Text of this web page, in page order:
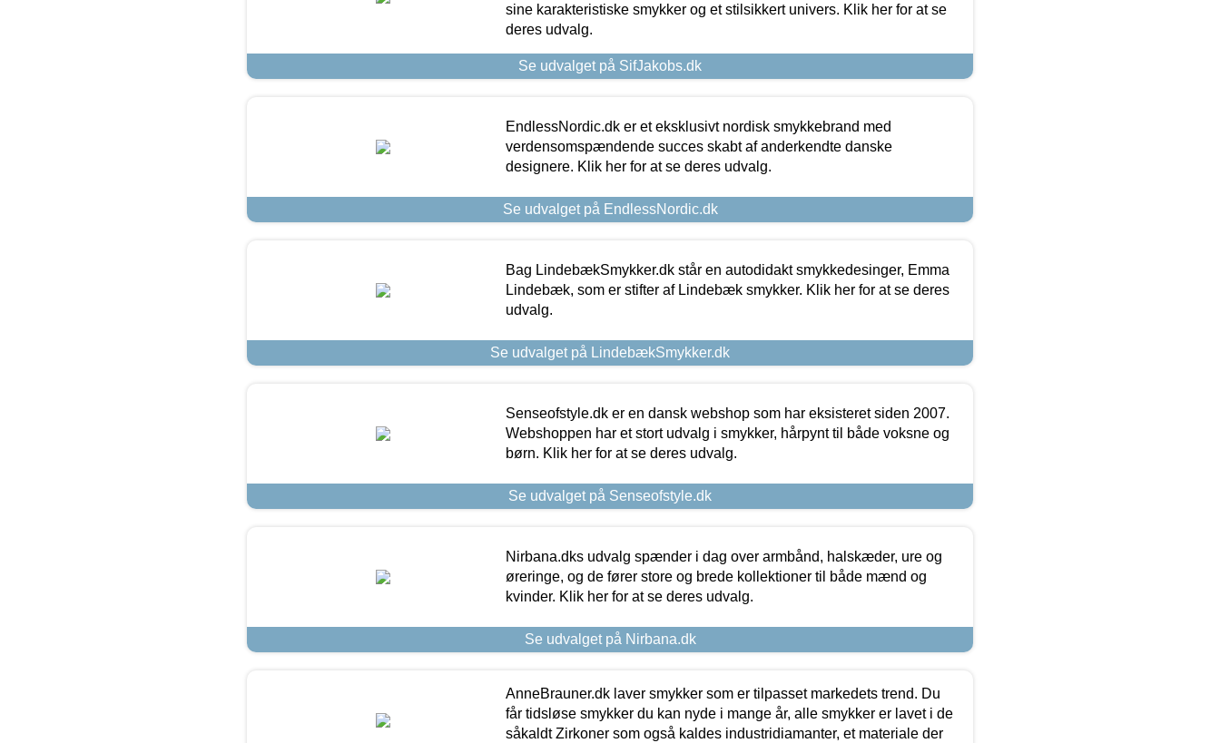
sine karakteristiske smykker og et stilsikkert univers. Klik her for at se
deres udvalg.
Se udvalget på SifJakobs.dk
EndlessNordic.dk er et eksklusivt nordisk smykkebrand med
verdensomspændende succes skabt af anderkendte danske
designere. Klik her for at se deres udvalg.
Se udvalget på EndlessNordic.dk
Bag LindebækSmykker.dk står en autodidakt smykkedesinger, Emma
Lindebæk, som er stifter af Lindebæk smykker. Klik her for at se deres
udvalg.
Se udvalget på LindebækSmykker.dk
Senseofstyle.dk er en dansk webshop som har eksisteret siden 2007.
Webshoppen har et stort udvalg i smykker, hårpynt til både voksne og
børn. Klik her for at se deres udvalg.
Se udvalget på Senseofstyle.dk
Nirbana.dks udvalg spænder i dag over armbånd, halskæder, ure og
øreringe, og de fører store og brede kollektioner til både mænd og
kvinder. Klik her for at se deres udvalg.
Se udvalget på Nirbana.dk
AnneBrauner.dk laver smykker som er tilpasset markedets trend. Du
får tidsløse smykker du kan nyde i mange år, alle smykker er lavet i de
såkaldt Zirkoner som også kaldes industridiamanter, et materiale der